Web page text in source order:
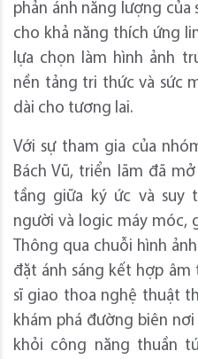
phản ánh năng lượng của
cho khả năng thích ứng
lựa chọn làm hình ảnh
nền tảng tri thức và sức
dài cho tương lai.
Với sự tham gia của
Bách Vũ, triển lãm đã
tầng giữa ký ức và suy
người và logic máy móc,
Thông qua chuỗi hình
đặt ánh sáng kết hợp
sĩ giao thoa nghệ thuật
khám phá đường biên
khỏi công năng thuần